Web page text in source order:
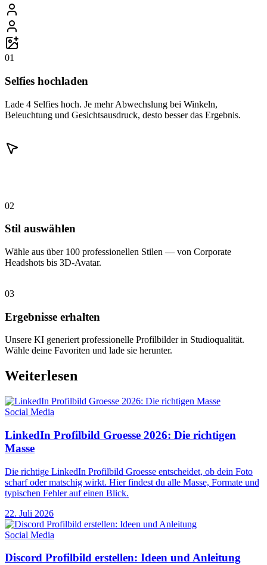
01
Selfies hochladen
Lade 4 Selfies hoch. Je mehr Abwechslung bei Winkeln,
Beleuchtung und Gesichtsausdruck, desto besser das Ergebnis.
02
Stil auswählen
Wähle aus über 100 professionellen Stilen — von Corporate
Headshots bis 3D-Avatar.
03
Ergebnisse erhalten
Unsere KI generiert professionelle Profilbilder in Studioqualität.
Wähle deine Favoriten und lade sie herunter.
Weiterlesen
Social Media
LinkedIn Profilbild Groesse 2026: Die richtigen
Masse
Die richtige LinkedIn Profilbild Groesse entscheidet, ob dein Foto
scharf oder matschig wirkt. Hier findest du alle Masse, Formate und
typischen Fehler auf einen Blick.
22. Juli 2026
Social Media
Discord Profilbild erstellen: Ideen und Anleitung